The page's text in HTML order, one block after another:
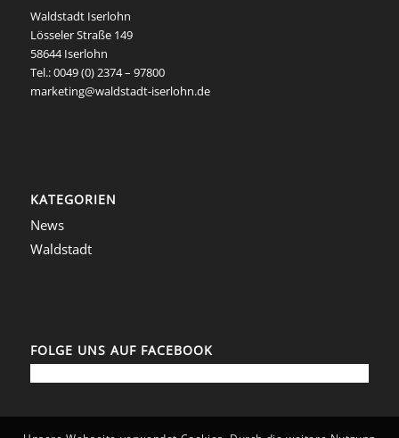
Waldstadt Iserlohn
Lösseler Straße 149
58644 Iserlohn
Tel.: 0049 (0) 2374 – 97800
marketing@waldstadt-iserlohn.de
KATEGORIEN
News
Waldstadt
FOLGE UNS AUF FACEBOOK